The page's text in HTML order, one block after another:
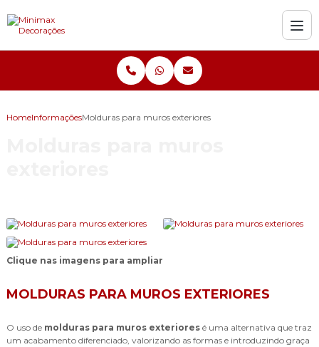
HomeInformaçõesMolduras para muros exteriores
Clique nas imagens para ampliar
MOLDURAS PARA MUROS EXTERIORES
O uso de molduras para muros exteriores é uma alternativa que traz
um acabamento diferenciado, valorizando as formas e introduzindo graça